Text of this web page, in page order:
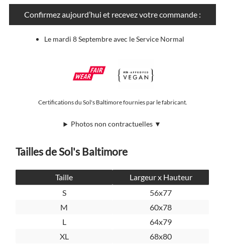
Confirmez aujourd’hui et recevez votre commande :
Le mardi 8 Septembre avec le Service Normal
Certifications du Sol's Baltimore fournies par le fabricant.
Photos non contractuelles ▼
Tailles de Sol's Baltimore
Taille
Largeur x Hauteur
S
56x77
M
60x78
L
64x79
XL
68x80